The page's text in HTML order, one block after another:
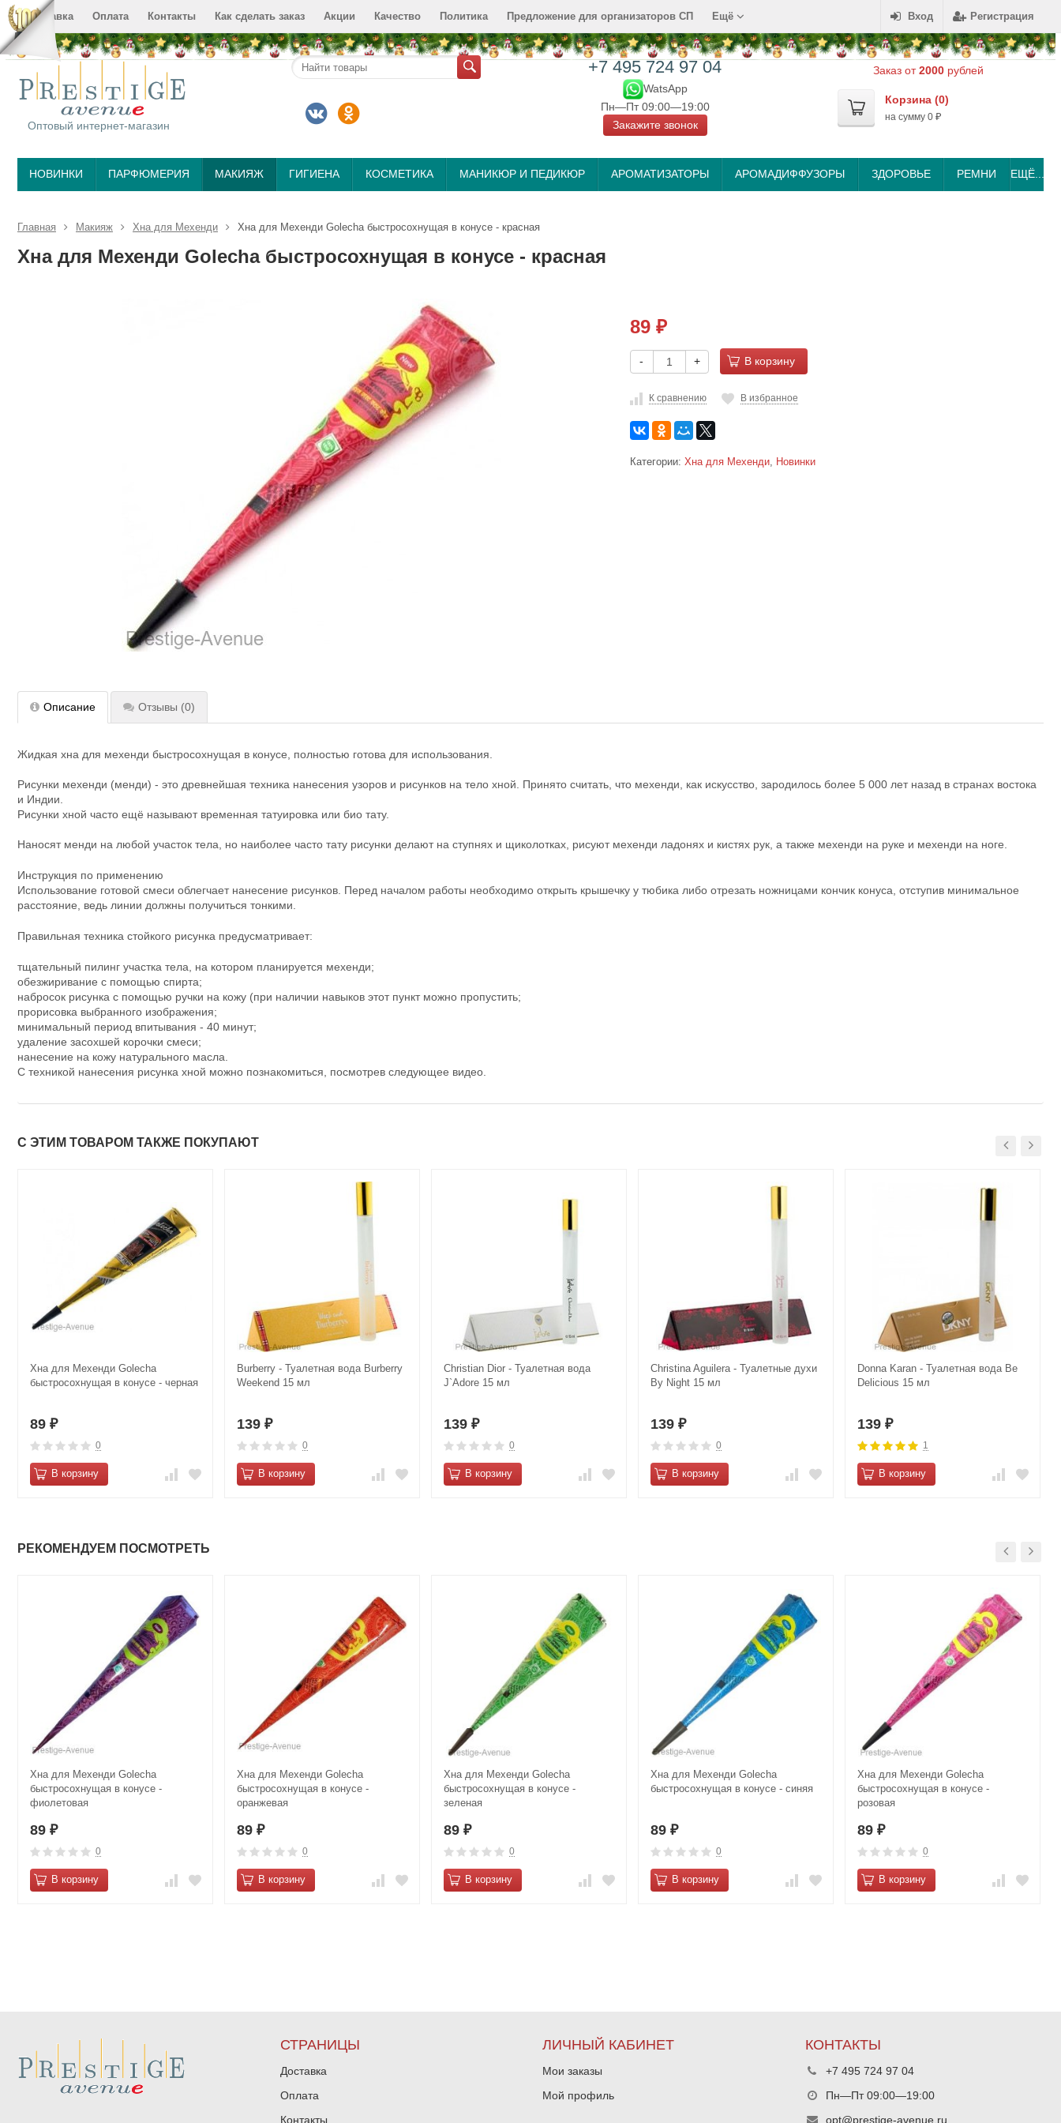
Вход Регистрация
Доставка Оплата Контакты Как сделать заказ Акции Качество Политика Предложение для организаторов СП Ещё
Оптовый интернет-магазин
+7 495 724 97 04
WatsApp
Пн—Пт 09:00—19:00
Закажите звонок
Заказ от2000 рублей
Корзина (0)
на сумму 0 ₽
НОВИНКИ ПАРФЮМЕРИЯ МАКИЯЖ ГИГИЕНА КОСМЕТИКА МАНИКЮР И ПЕДИКЮР АРОМАТИЗАТОРЫ АРОМАДИФФУЗОРЫ ЗДОРОВЬЕ РЕМНИ ЕЩЁ...
Главная Макияж Хна для Мехенди Хна для Мехенди Golecha быстросохнущая в конусе - красная
Хна для Мехенди Golecha быстросохнущая в конусе - красная
89 ₽
- + В корзину
К сравнению В избранное
Категории: Хна для Мехенди, Новинки
Описание Отзывы (0)
Жидкая хна для мехенди быстросохнущая в конусе, полностью готова для использования.
Рисунки мехенди (менди) - это древнейшая техника нанесения узоров и рисунков на тело хной. Принято считать, что мехенди, как искусство, зародилось более 5 000 лет назад в странах востока
и Индии.
Рисунки хной часто ещё называют временная татуировка или био тату.
Наносят менди на любой участок тела, но наиболее часто тату рисунки делают на ступнях и щиколотках, рисуют мехенди ладонях и кистях рук, а также мехенди на руке и мехенди на ноге.
Инструкция по применению
Использование готовой смеси облегчает нанесение рисунков. Перед началом работы необходимо открыть крышечку у тюбика либо отрезать ножницами кончик конуса, отступив минимальное
расстояние, ведь линии должны получиться тонкими.
Правильная техника стойкого рисунка предусматривает:
тщательный пилинг участка тела, на котором планируется мехенди;
обезжиривание с помощью спирта;
набросок рисунка с помощью ручки на кожу (при наличии навыков этот пункт можно пропустить;
прорисовка выбранного изображения;
минимальный период впитывания - 40 минут;
удаление засохшей корочки смеси;
нанесение на кожу натурального масла.
С техникой нанесения рисунка хной можно познакомиться, посмотрев следующее видео.
С ЭТИМ ТОВАРОМ ТАКЖЕ ПОКУПАЮТ
Хна для Мехенди Golecha
быстросохнущая в конусе - черная
89 ₽
0
В корзину
Burberry - Туалетная вода Burberry
Weekend 15 мл
139 ₽
0
В корзину
Christian Dior - Туалетная вода
J`Adore 15 мл
139 ₽
0
В корзину
Christina Aguilera - Туалетные духи
By Night 15 мл
139 ₽
0
В корзину
Donna Karan - Туалетная вода Be
Delicious 15 мл
139 ₽
1
В корзину
РЕКОМЕНДУЕМ ПОСМОТРЕТЬ
Хна для Мехенди Golecha
быстросохнущая в конусе -
фиолетовая
89 ₽
0
В корзину
Хна для Мехенди Golecha
быстросохнущая в конусе -
оранжевая
89 ₽
0
В корзину
Хна для Мехенди Golecha
быстросохнущая в конусе -
зеленая
89 ₽
0
В корзину
Хна для Мехенди Golecha
быстросохнущая в конусе - синяя
89 ₽
0
В корзину
Хна для Мехенди Golecha
быстросохнущая в конусе -
розовая
89 ₽
0
В корзину
СТРАНИЦЫ
Доставка
Оплата
Контакты
ЛИЧНЫЙ КАБИНЕТ
Мои заказы
Мой профиль
КОНТАКТЫ
+7 495 724 97 04
Пн—Пт 09:00—19:00
opt@prestige-avenue.ru